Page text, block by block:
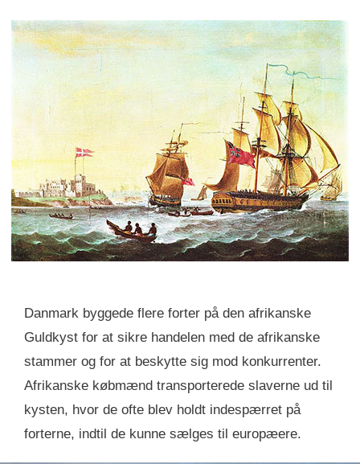
Danmark byggede flere forter på den afrikanske
Guldkyst for at sikre handelen med de afrikanske
stammer og for at beskytte sig mod konkurrenter.
Afrikanske købmænd transporterede slaverne ud til
kysten, hvor de ofte blev holdt indespærret på
forterne, indtil de kunne sælges til europæere.